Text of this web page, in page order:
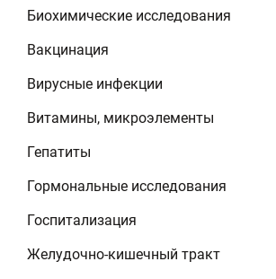
Биохимические исследования
Вакцинация
Вирусные инфекции
Витамины, микроэлементы
Гепатиты
Гормональные исследования
Госпитализация
Желудочно-кишечный тракт